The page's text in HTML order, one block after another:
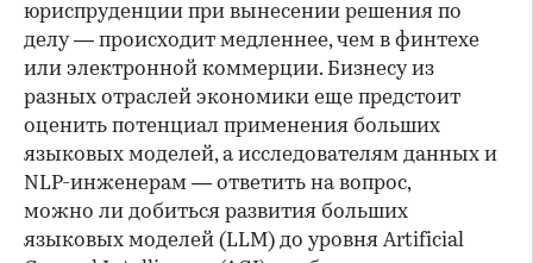
юриспруденции при вынесении решения по
делу — происходит медленнее, чем в финтехе
или электронной коммерции. Бизнесу из
разных отраслей экономики еще предстоит
оценить потенциал применения больших
языковых моделей, а исследователям данных и
NLP-инженерам — ответить на вопрос,
можно ли добиться развития больших
языковых моделей (LLM) до уровня Artificial